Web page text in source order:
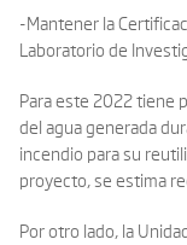
-Mantener la
Laboratorio de
Para este 2022 tiene
del agua generada
incendio para su
proyecto, se estima
Por otro lado, la